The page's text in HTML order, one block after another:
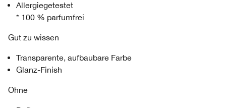
Allergiegetestet
* 100 % parfumfrei
Gut zu wissen
Transparente, aufbaubare Farbe
Glanz-Finish
Ohne